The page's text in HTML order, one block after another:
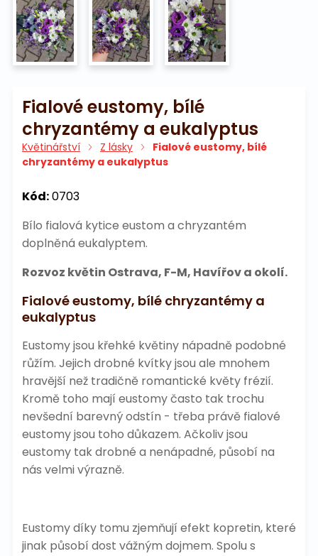
Fialové eustomy, bílé
chryzantémy a eukalyptus
Květinářství Z lásky
Fialové eustomy, bílé
chryzantémy a eukalyptus
Kód:0703
Bílo fialová kytice eustom a chryzantém
doplněná eukalyptem.
Rozvoz květin Ostrava, F-M, Havířov a okolí.
Fialové eustomy, bílé chryzantémy a
eukalyptus
Eustomy jsou křehké květiny nápadně podobné
růžím. Jejich drobné kvítky jsou ale mnohem
hravější než tradičně romantické květy frézií.
Kromě toho mají eustomy často tak trochu
nevšední barevný odstín - třeba právě fialové
eustomy jsou toho důkazem. Ačkoliv jsou
eustomy tak drobné a nenápadné, působí na
nás velmi výrazně.
Eustomy díky tomu zjemňují efekt kopretin, které
jinak působí dost vážným dojmem. Spolu s